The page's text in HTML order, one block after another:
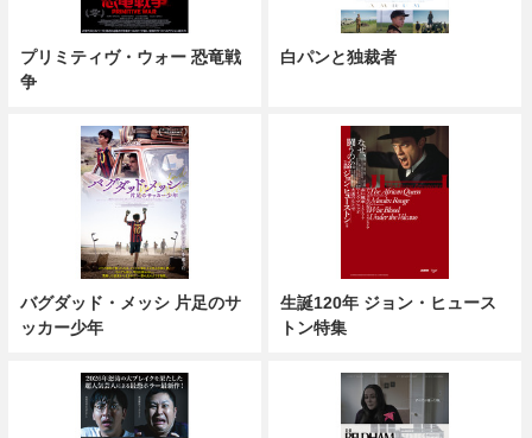
プリミティヴ・ウォー 恐竜戦
争
白パンと独裁者
バグダッド・メッシ 片足のサ
ッカー少年
生誕120年 ジョン・ヒュース
トン特集